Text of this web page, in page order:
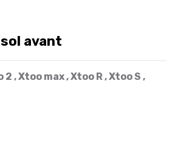
avant
, Xtoo max , Xtoo R , Xtoo S ,